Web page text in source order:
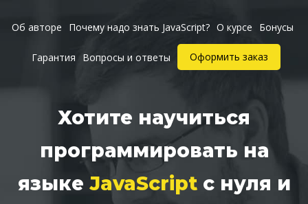
Об авторе Почему надо знать JavaScript? О курсе Бонусы
Гарантия Вопросы и ответы Оформить заказ
Хотите научиться
программировать на
языке JavaScriptс нуля и